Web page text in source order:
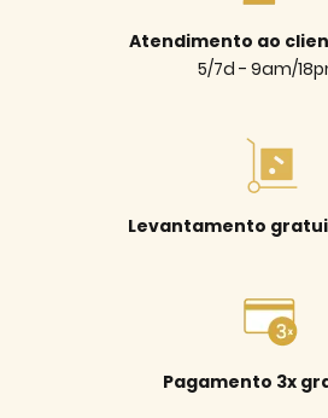
Atendimento ao
5/7d - 9am/
Levantamento
Pagamento 3x